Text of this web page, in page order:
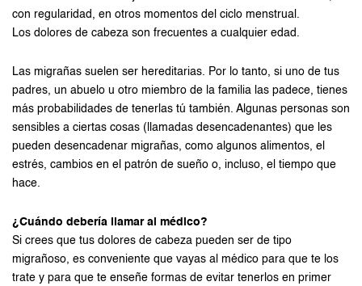
con regularidad, en otros momentos del ciclo menstrual.
Los dolores de cabeza son frecuentes a cualquier edad.
Las migrañas suelen ser hereditarias. Por lo tanto, si uno de tus
padres, un abuelo u otro miembro de la familia las padece, tienes
más probabilidades de tenerlas tú también. Algunas personas son
sensibles a ciertas cosas (llamadas desencadenantes) que les
pueden desencadenar migrañas, como algunos alimentos, el
estrés, cambios en el patrón de sueño o, incluso, el tiempo que
hace.
¿Cuándo debería llamar al médico?
Si crees que tus dolores de cabeza pueden ser de tipo
migrañoso, es conveniente que vayas al médico para que te los
trate y para que te enseñe formas de evitar tenerlos en primer